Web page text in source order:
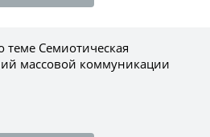
теме Семиотическая
массовой коммуникации